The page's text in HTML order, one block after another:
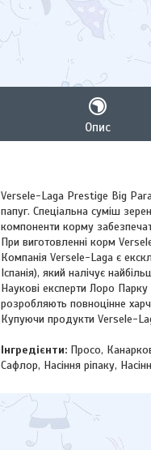
Опис
Versele-Laga Prestige Big
папуг. Спеціальна суміш
компоненти корму
При виготовленні корм
Компанія Versele-Laga є
Іспанія), який налічує
Наукові експерти Лоро
розробляють повноцінне
Купуючи продукти Versele-
Інгредієнти: Просо,
Сафлор, Насіння ріпаку,